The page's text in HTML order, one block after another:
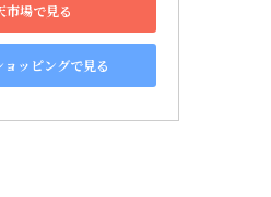
市場で見る
ッピングで見る